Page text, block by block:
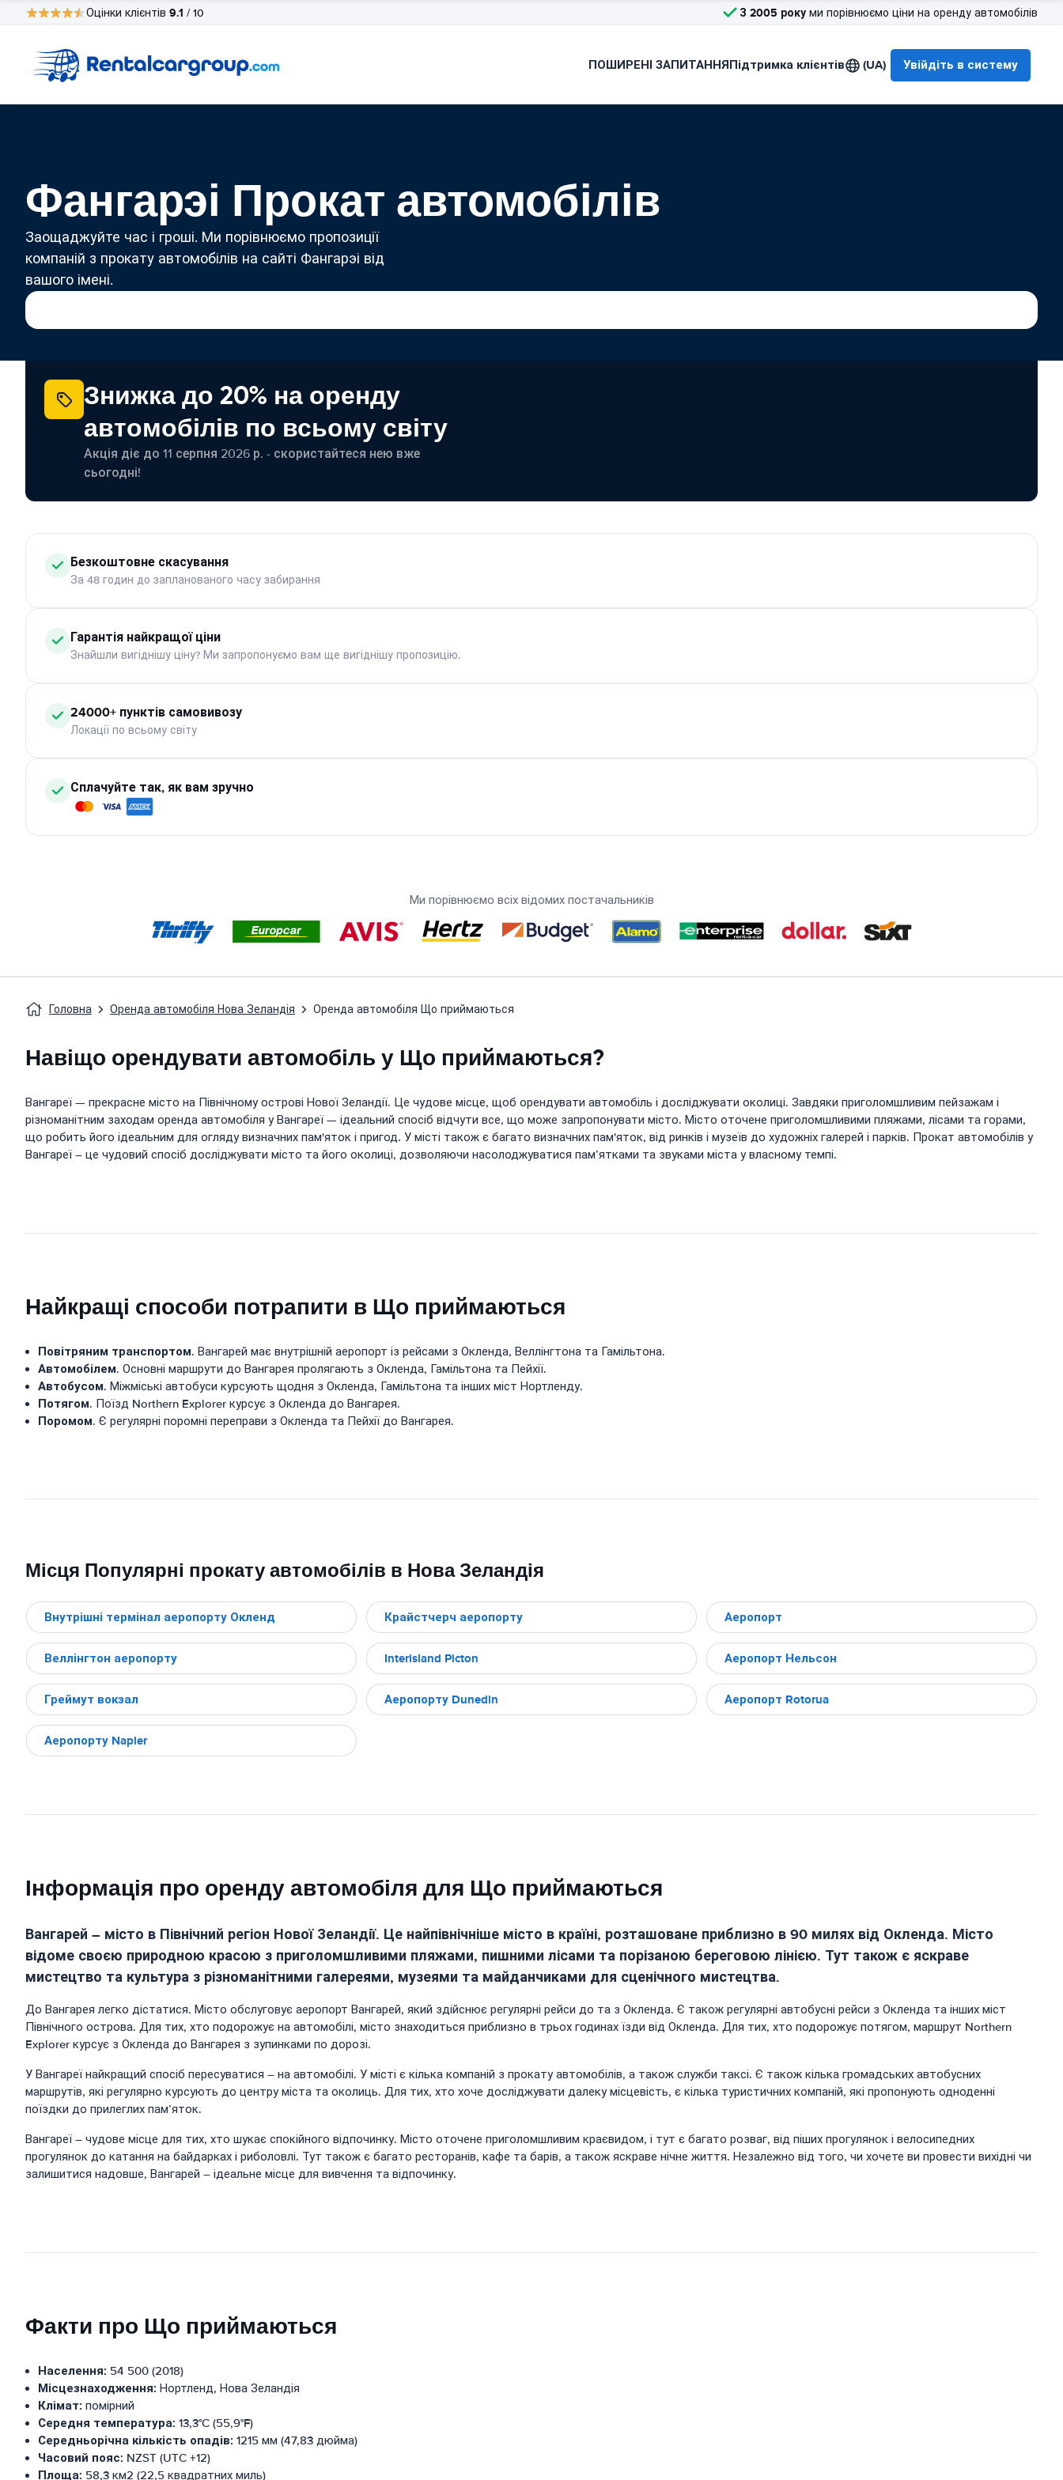
Оцінки клієнтів 9.1 / 10 З 2005 року ми порівнюємо ціни на оренду автомобілів
ПОШИРЕНІ ЗАПИТАННЯПідтримка клієнтів (UA) Увійдіть в систему
Фангарэі Прокат автомобілів
Заощаджуйте час і гроші. Ми порівнюємо пропозиції
компаній з прокату автомобілів на сайті Фангарэі від
вашого імені.
Знижка до 20% на оренду
автомобілів по всьому світу
Акція діє до 11 серпня 2026 р. - скористайтеся нею вже
сьогодні!
Безкоштовне скасування
За 48 годин до запланованого часу забирання
Гарантія найкращої ціни
Знайшли вигіднішу ціну? Ми запропонуємо вам ще вигіднішу пропозицію.
24000+ пунктів самовивозу
Локації по всьому світу
Сплачуйте так, як вам зручно
Ми порівнюємо всіх відомих постачальників
Головна Оренда автомобіля Нова Зеландія Оренда автомобіля Що приймаються
Навіщо орендувати автомобіль у Що приймаються?
Вангареї — прекрасне місто на Північному острові Нової Зеландії. Це чудове місце, щоб орендувати автомобіль і досліджувати околиці. Завдяки приголомшливим пейзажам і
різноманітним заходам оренда автомобіля у Вангареї — ідеальний спосіб відчути все, що може запропонувати місто. Місто оточене приголомшливими пляжами, лісами та горами,
що робить його ідеальним для огляду визначних пам'яток і пригод. У місті також є багато визначних пам'яток, від ринків і музеїв до художніх галерей і парків. Прокат автомобілів у
Вангареї – це чудовий спосіб досліджувати місто та його околиці, дозволяючи насолоджуватися пам’ятками та звуками міста у власному темпі.
Найкращі способи потрапити в Що приймаються
Повітряним транспортом. Вангарей має внутрішній аеропорт із рейсами з Окленда, Веллінгтона та Гамільтона.
Автомобілем. Основні маршрути до Вангарея пролягають з Окленда, Гамільтона та Пейхії.
Автобусом. Міжміські автобуси курсують щодня з Окленда, Гамільтона та інших міст Нортленду.
Потягом. Поїзд Northern Explorer курсує з Окленда до Вангарея.
Поромом. Є регулярні поромні переправи з Окленда та Пейхії до Вангарея.
Місця Популярні прокату автомобілів в Нова Зеландія
Внутрішні термінал аеропорту Окленд Крайстчерч аеропорту Аеропорт
Веллінгтон аеропорту Interisland Picton Аеропорт Нельсон
Греймут вокзал Аеропорту Dunedin Аеропорт Rotorua
Аеропорту Napier
Інформація про оренду автомобіля для Що приймаються
Вангарей – місто в Північний регіон Нової Зеландії. Це найпівнічніше місто в країні, розташоване приблизно в 90 милях від Окленда. Місто
відоме своєю природною красою з приголомшливими пляжами, пишними лісами та порізаною береговою лінією. Тут також є яскраве
мистецтво та культура з різноманітними галереями, музеями та майданчиками для сценічного мистецтва.
До Вангарея легко дістатися. Місто обслуговує аеропорт Вангарей, який здійснює регулярні рейси до та з Окленда. Є також регулярні автобусні рейси з Окленда та інших міст
Північного острова. Для тих, хто подорожує на автомобілі, місто знаходиться приблизно в трьох годинах їзди від Окленда. Для тих, хто подорожує потягом, маршрут Northern
Explorer курсує з Окленда до Вангарея з зупинками по дорозі.
У Вангареї найкращий спосіб пересуватися – на автомобілі. У місті є кілька компаній з прокату автомобілів, а також служби таксі. Є також кілька громадських автобусних
маршрутів, які регулярно курсують до центру міста та околиць. Для тих, хто хоче досліджувати далеку місцевість, є кілька туристичних компаній, які пропонують одноденні
поїздки до прилеглих пам’яток.
Вангареї – чудове місце для тих, хто шукає спокійного відпочинку. Місто оточене приголомшливим краєвидом, і тут є багато розваг, від піших прогулянок і велосипедних
прогулянок до катання на байдарках і риболовлі. Тут також є багато ресторанів, кафе та барів, а також яскраве нічне життя. Незалежно від того, чи хочете ви провести вихідні чи
залишитися надовше, Вангарей – ідеальне місце для вивчення та відпочинку.
Факти про Що приймаються
Населення: 54 500 (2018)
Місцезнаходження: Нортленд, Нова Зеландія
Клімат: помірний
Середня температура: 13,3°C (55,9°F)
Середньорічна кількість опадів: 1215 мм (47,83 дюйма)
Часовий пояс: NZST (UTC +12)
Площа: 58,3 км2 (22,5 квадратних миль)